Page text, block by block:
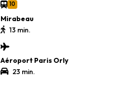
10
Mirabeau
13 min.
Aéroport Paris Orly
23 min.